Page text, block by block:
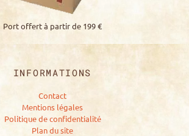
Port offert à partir de 199 €
INFORMATIONS
Contact
Mentions légales
Politique de confidentialité
Plan du site